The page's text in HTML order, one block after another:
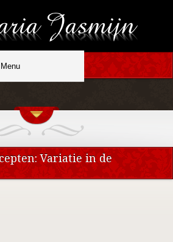
Variatie in de